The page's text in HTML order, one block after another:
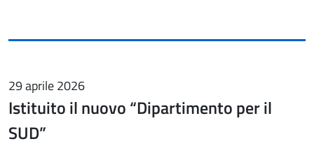
29 aprile 2026
Istituito il nuovo “Dipartimento per il
SUD”